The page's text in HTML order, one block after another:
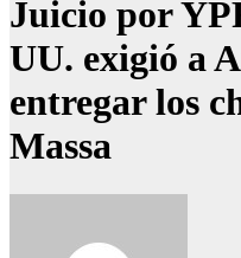
Juicio por
UU. exigió a
entregar los
Massa